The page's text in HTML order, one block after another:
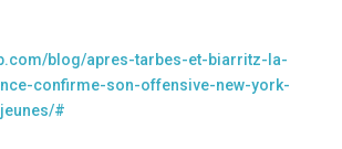
blog/apres-tarbes-et-biarritz-la-
confirme-son-offensive-new-york-
#